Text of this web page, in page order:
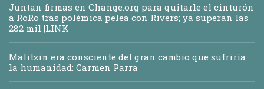
Juntan firmas en Change.org para quitarle el cinturón
a RoRo tras polémica pelea con Rivers; ya superan las
282 mil |LINK
Malitzin era consciente del gran cambio que sufriría
la humanidad: Carmen Parra